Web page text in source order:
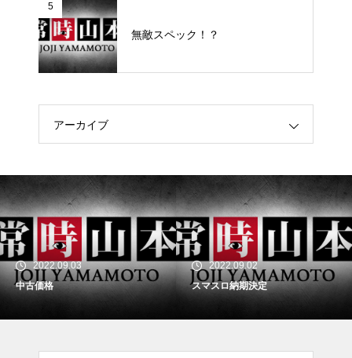
5
無敵スペック！？
アーカイブ
2022.09.03
中古価格
2022.09.02
スマスロ納期決定